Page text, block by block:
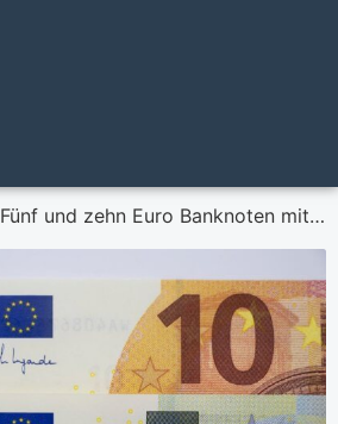
Fünf und zehn Euro Banknoten mit Unterschrift von EZB-Präsidentin Christine Lagarde ab sofort in Umlauf